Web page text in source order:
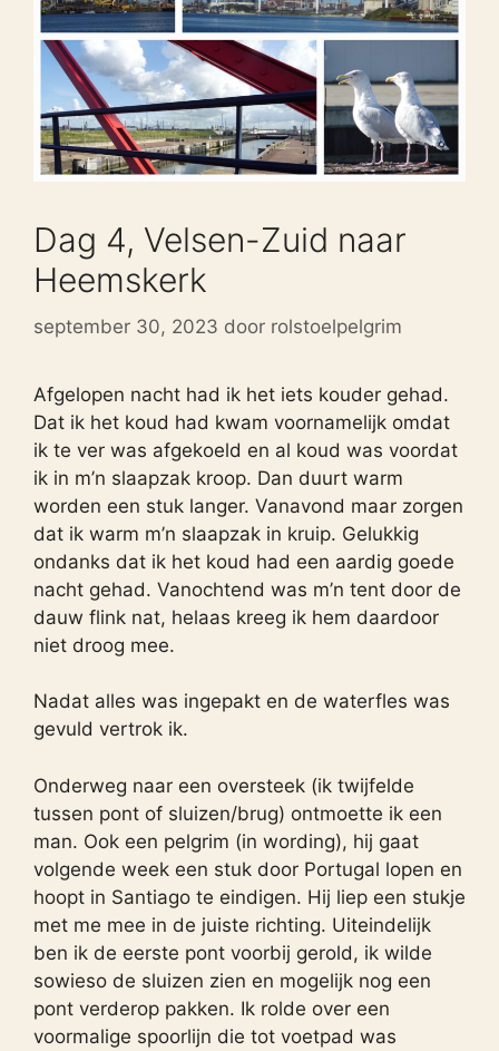
Dag 4, Velsen-Zuid naar
Heemskerk
september 30, 2023 door rolstoelpelgrim
Afgelopen nacht had ik het iets kouder gehad.
Dat ik het koud had kwam voornamelijk omdat
ik te ver was afgekoeld en al koud was voordat
ik in m’n slaapzak kroop. Dan duurt warm
worden een stuk langer. Vanavond maar zorgen
dat ik warm m’n slaapzak in kruip. Gelukkig
ondanks dat ik het koud had een aardig goede
nacht gehad. Vanochtend was m’n tent door de
dauw flink nat, helaas kreeg ik hem daardoor
niet droog mee.
Nadat alles was ingepakt en de waterfles was
gevuld vertrok ik.
Onderweg naar een oversteek (ik twijfelde
tussen pont of sluizen/brug) ontmoette ik een
man. Ook een pelgrim (in wording), hij gaat
volgende week een stuk door Portugal lopen en
hoopt in Santiago te eindigen. Hij liep een stukje
met me mee in de juiste richting. Uiteindelijk
ben ik de eerste pont voorbij gerold, ik wilde
sowieso de sluizen zien en mogelijk nog een
pont verderop pakken. Ik rolde over een
voormalige spoorlijn die tot voetpad was